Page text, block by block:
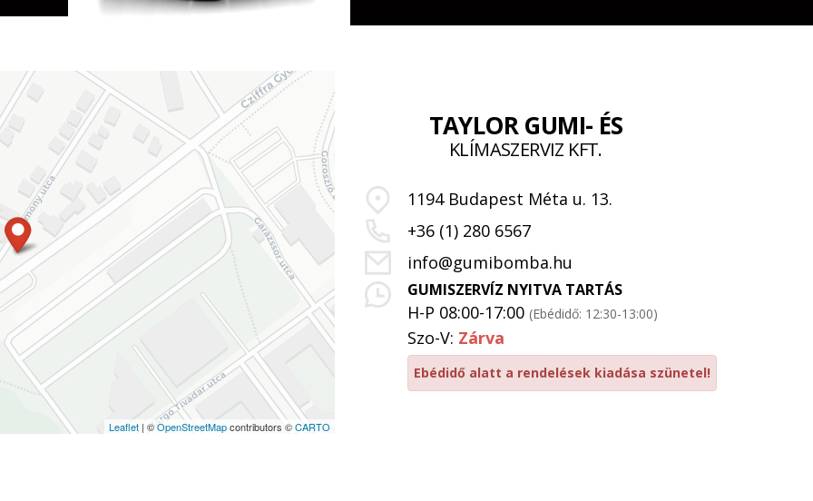
Leaflet | ©OpenStreetMapcontributors ©CARTO
TAYLOR GUMI- ÉS
KLÍMASZERVIZ KFT.
1194 Budapest Méta u. 13.
+36 (1) 280 6567
info@gumibomba.hu
GUMISZERVÍZ NYITVA TARTÁS
H-P 08:00-17:00 (Ebédidő: 12:30-13:00)
Szo-V: Zárva
Ebédidő alatt a rendelések kiadása szünetel!